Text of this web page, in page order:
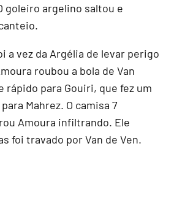
goleiro argelino saltou e
a vez da Argélia de levar perigo
roubou a bola de Van
rápido para Gouiri, que fez um
Mahrez. O camisa 7
Amoura infiltrando. Ele
foi travado por Van de Ven.